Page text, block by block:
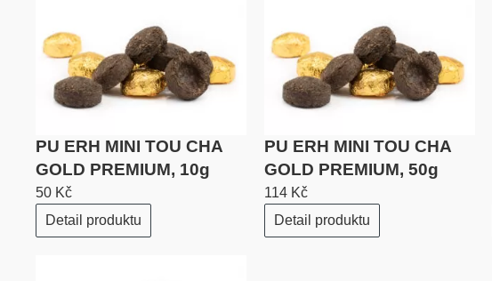
PU ERH MINI TOU CHA
GOLD PREMIUM, 10g
50 Kč
Detail produktu
PU ERH MINI TOU CHA
GOLD PREMIUM, 50g
114 Kč
Detail produktu